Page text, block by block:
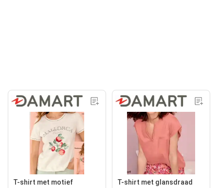
T-shirt met motief T-shirt met glansdraad